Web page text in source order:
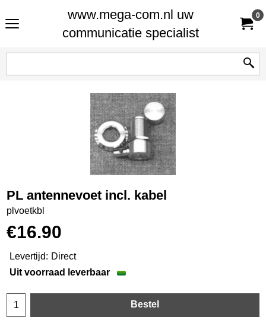
www.mega-com.nl uw
communicatie specialist
0
PL antennevoet incl. kabel
plvoetkbl
€16.90
Levertijd: Direct
Uit voorraad leverbaar
Bestel